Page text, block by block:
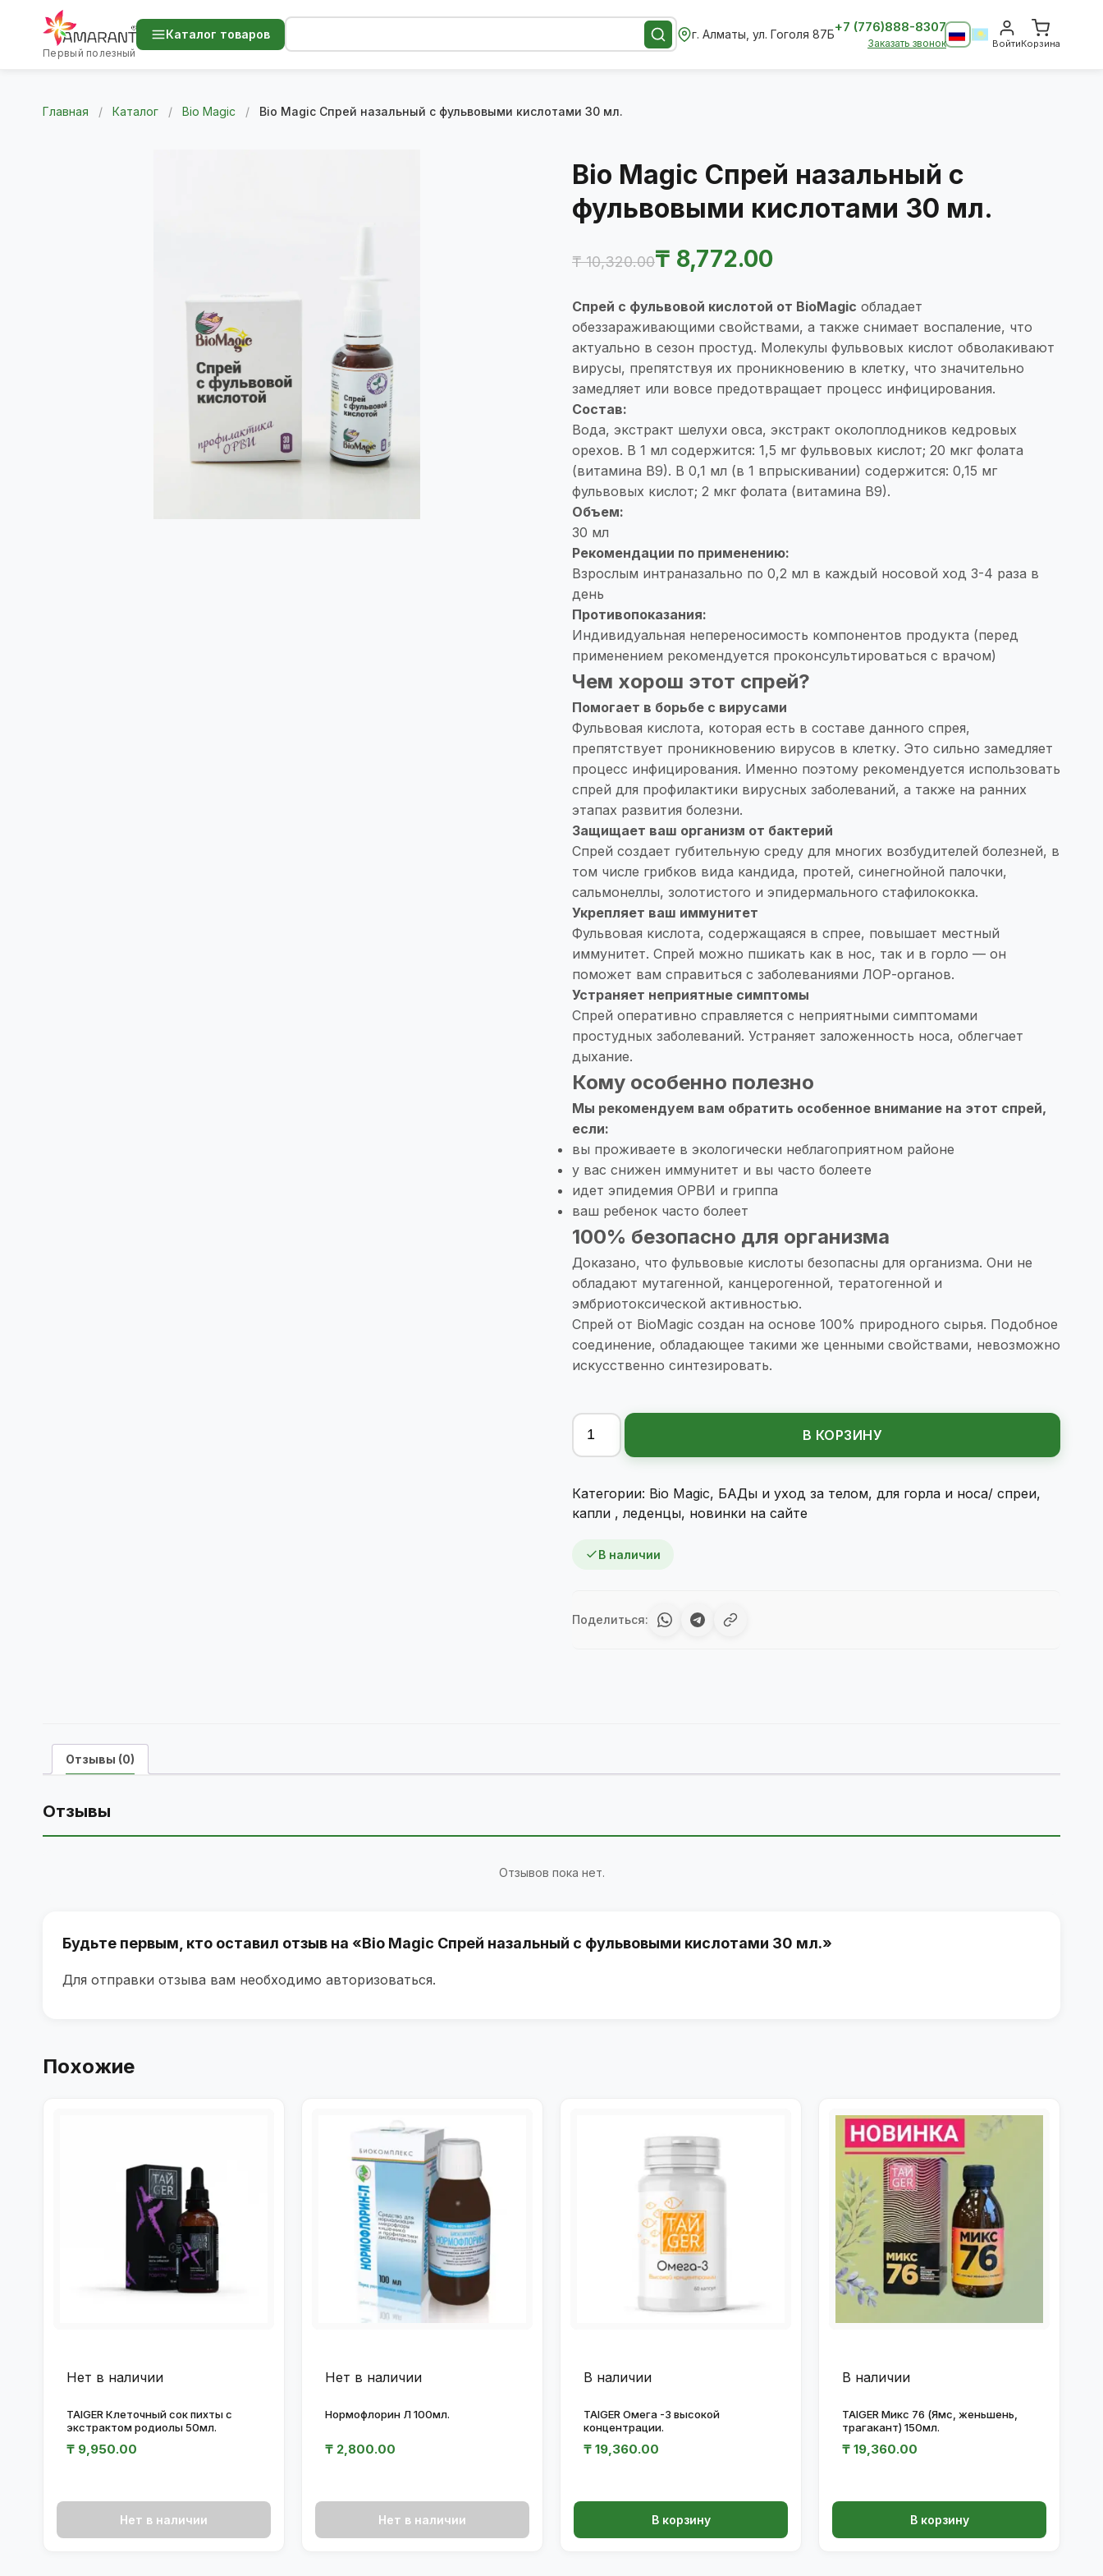
Первый полезный
Каталог товаров г. Алматы, ул. Гоголя 87Б+7 (776)888-8307
Заказать звонок ВойтиКорзина
Главная / Каталог / Bio Magic / Bio Magic Спрей назальный с фульвовыми кислотами 30 мл.
Bio Magic Спрей назальный с
фульвовыми кислотами 30 мл.
₸10,320.00
Первоначальная
составляла
₸ 10,320.00.
₸ 8,772.00
Текущая
₸ 8,772.00.
Спрей с фульвовой кислотой от BioMagic обладает
обеззараживающими свойствами, а также снимает воспаление, что
актуально в сезон простуд. Молекулы фульвовых кислот обволакивают
вирусы, препятствуя их проникновению в клетку, что значительно
замедляет или вовсе предотвращает процесс инфицирования.
Состав:
Вода, экстракт шелухи овса, экстракт околоплодников кедровых
орехов. В 1 мл содержится: 1,5 мг фульвовых кислот; 20 мкг фолата
(витамина В9). В 0,1 мл (в 1 впрыскивании) содержится: 0,15 мг
фульвовых кислот; 2 мкг фолата (витамина В9).
Объем:
30 мл
Рекомендации по применению:
Взрослым интраназально по 0,2 мл в каждый носовой ход 3-4 раза в
день
Противопоказания:
Индивидуальная непереносимость компонентов продукта (перед
применением рекомендуется проконсультироваться с врачом)
Чем хорош этот спрей?
Помогает в борьбе с вирусами
Фульвовая кислота, которая есть в составе данного спрея,
препятствует проникновению вирусов в клетку. Это сильно замедляет
процесс инфицирования. Именно поэтому рекомендуется использовать
спрей для профилактики вирусных заболеваний, а также на ранних
этапах развития болезни.
Защищает ваш организм от бактерий
Спрей создает губительную среду для многих возбудителей болезней, в
том числе грибков вида кандида, протей, синегнойной палочки,
сальмонеллы, золотистого и эпидермального стафилококка.
Укрепляет ваш иммунитет
Фульвовая кислота, содержащаяся в спрее, повышает местный
иммунитет. Спрей можно пшикать как в нос, так и в горло — он
поможет вам справиться с заболеваниями ЛОР-органов.
Устраняет неприятные симптомы
Спрей оперативно справляется с неприятными симптомами
простудных заболеваний. Устраняет заложенность носа, облегчает
дыхание.
Кому особенно полезно
Мы рекомендуем вам обратить особенное внимание на этот спрей,
если:
вы проживаете в экологически неблагоприятном районе
у вас снижен иммунитет и вы часто болеете
идет эпидемия ОРВИ и гриппа
ваш ребенок часто болеет
100% безопасно для организма
Доказано, что фульвовые кислоты безопасны для организма. Они не
обладают мутагенной, канцерогенной, тератогенной и
эмбриотоксической активностью.
Спрей от BioMagic создан на основе 100% природного сырья. Подобное
соединение, обладающее такими же ценными свойствами, невозможно
искусственно синтезировать.
Количество
товара
Bio
Спрей
назальный
фульвовыми
мл.
В КОРЗИНУ
Категории: Bio Magic, БАДы и уход за телом, для горла и носа/ спреи,
капли , леденцы, новинки на сайте
В наличии
Поделиться:
Отзывы (0)
Отзывы
Отзывов пока нет.
Будьте первым, кто оставил отзыв на «Bio Magic Спрей назальный с фульвовыми кислотами 30 мл.»
Для отправки отзыва вам необходимо авторизоваться.
Похожие
Нет в наличии
TAIGER Клеточный сок пихты с
экстрактом родиолы 50мл.
₸ 9,950.00
Нет в наличии
Нет в наличии
Нормофлорин Л 100мл.
₸ 2,800.00
Нет в наличии
В наличии
TAIGER Омега -3 высокой
концентрации.
₸ 19,360.00
В корзину
В наличии
TAIGER Микс 76 (Ямс, женьшень,
трагакант) 150мл.
₸ 19,360.00
В корзину